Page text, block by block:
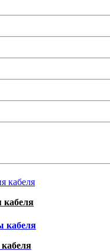
кабеля